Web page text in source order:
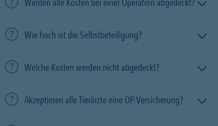
Werden alle Kosten bei einer Operation abgedeckt?
Wie hoch ist die Selbstbeteiligung?
Welche Kosten werden nicht abgedeckt?
Akzeptieren alle Tierärzte eine OP-Versicherung?